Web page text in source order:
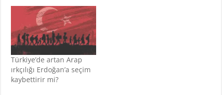
Türkiye’de artan Arap
ırkçılığı Erdoğan’a seçim
kaybettirir mi?